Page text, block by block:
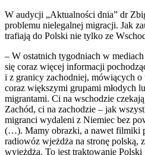
W audycji „Aktualności dnia” dr
problemu nielegalnej migracji. Jak
trafiają do Polski nie tylko ze
– W ostatnich tygodniach w
się coraz więcej informacji
i z granicy zachodniej, mówiących
coraz większymi grupami młodych
migrantami. Ci na wschodzie
Zachód, ci na zachodzie – jak
migranci wydaleni z Niemiec bez
(…). Mamy obrazki, a nawet filmiki
radiowóz wjeżdża na stronę polską,
wyjeżdża. To jest traktowanie